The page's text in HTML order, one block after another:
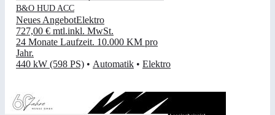
B&O HUD ACC
Neues AngebotElektro
727,00 € mtl.inkl. MwSt.
24 Monate Laufzeit. 10.000 KM pro
Jahr.
440 kW (598 PS) • Automatik • Elektro